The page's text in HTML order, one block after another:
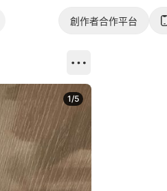
創作者合作平台
1/5